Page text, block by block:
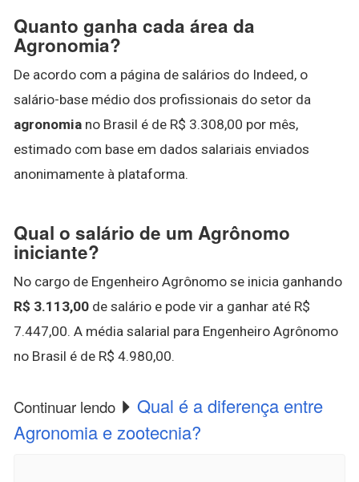
Quanto ganha cada área da
Agronomia?
De acordo com a página de salários do Indeed, o
salário-base médio dos profissionais do setor da
agronomia no Brasil é de R$ 3.308,00 por mês,
estimado com base em dados salariais enviados
anonimamente à plataforma.
Qual o salário de um Agrônomo
iniciante?
No cargo de Engenheiro Agrônomo se inicia ganhando
R$ 3.113,00 de salário e pode vir a ganhar até R$
7.447,00. A média salarial para Engenheiro Agrônomo
no Brasil é de R$ 4.980,00.
Continuar lendo
Qual é a diferença entre
Agronomia e zootecnia?